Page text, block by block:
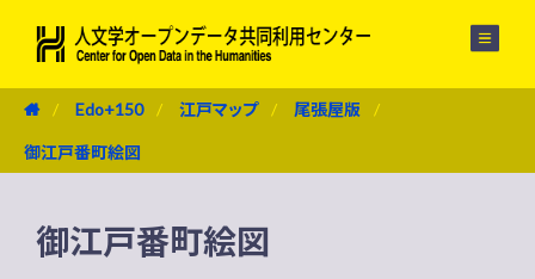
Edo+150 江戸マップ 尾張屋版
御江戸番町絵図
御江戸番町絵図